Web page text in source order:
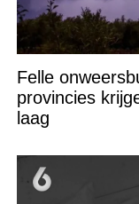
Felle
provincies
laag